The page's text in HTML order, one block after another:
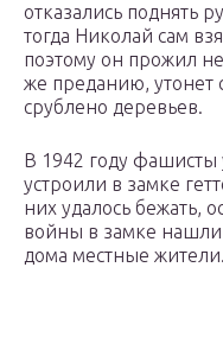
отказались поднять
тогда Николай сам
поэтому он прожил
же преданию, утонет
срублено деревьев.
В 1942 году фашисты
устроили в замке
них удалось бежать,
войны в замке
дома местные жители.